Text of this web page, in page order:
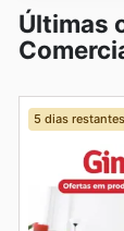
Últimas
5 dias restantes